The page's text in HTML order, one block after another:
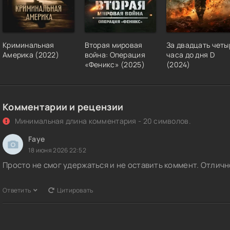
Криминальная
Америка (2022)
Вторая мировая
война: Операция
«Феникс» (2025)
За двадцать
часа до дня D
(2024)
Комментарии и рецензии
Минимальная длина комментария - 20 символов.
Faye
18 июня 2026 22:52
Просто не смог удержаться и не оставить коммент.
Ответить Цитировать